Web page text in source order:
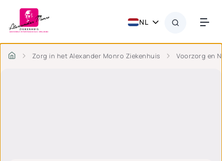
NL
Zorg in het Alexander Monro Ziekenhuis Voorzorg en